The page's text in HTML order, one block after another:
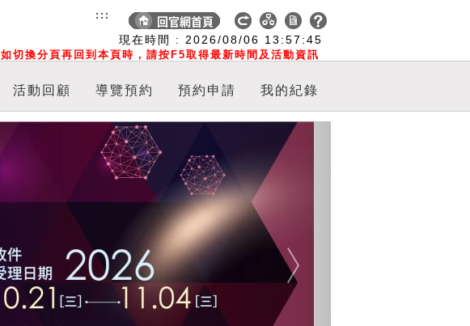
現在時間 : 2026/08/06 13:57:46
如切換分頁再回到本頁時，請按F5取得最新時間及活動資訊
:::
活動回顧 導覽預約 預約申請 我的紀錄
Next